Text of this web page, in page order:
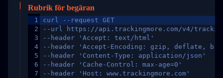
Rubrik för begäran
1
2
3
4
5
6
7
curl --request GET
--url https://api.trackingmore.com/v4/trackings/
--header 'Accept: text/html'
--header 'Accept-Encoding: gzip, deflate,
--header 'Content-Type: application/json'
--header 'Cache-Control: max-age=0'
--header 'Host: www.trackingmore.com'